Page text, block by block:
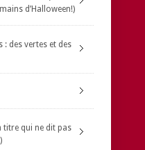
d’Halloween!)
des vertes et des
titre qui ne dit pas